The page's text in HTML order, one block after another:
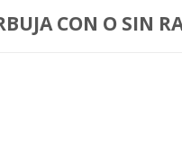
CON O SIN